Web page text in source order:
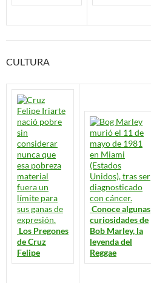
CULTURA
Los Pregones
de Cruz
Felipe
Conoce algunas
curiosidades de
Bob Marley, la
leyenda del
Reggae